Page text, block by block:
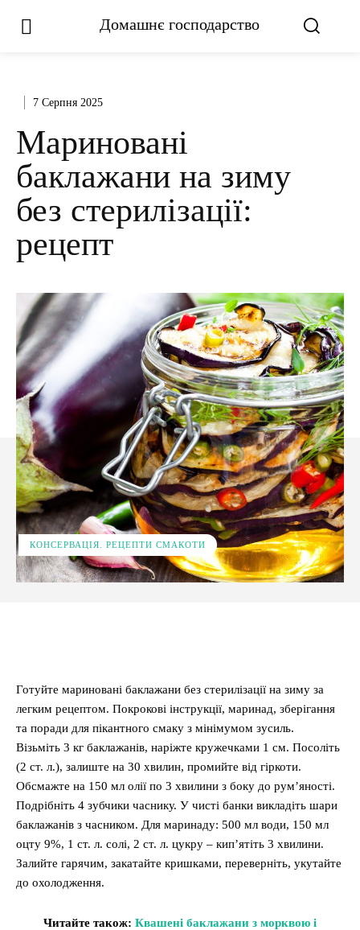
Домашнє господарство
7 Серпня 2025
Мариновані
баклажани на зиму
без стерилізації:
рецепт
КОНСЕРВАЦІЯ. РЕЦЕПТИ СМАКОТИ
Готуйте мариновані баклажани без стерилізації на зиму за
легким рецептом. Покрокові інструкції, маринад, зберігання
та поради для пікантного смаку з мінімумом зусиль.
Візьміть 3 кг баклажанів, наріжте кружечками 1 см. Посоліть
(2 ст. л.), залиште на 30 хвилин, промийте від гіркоти.
Обсмажте на 150 мл олії по 3 хвилини з боку до рум’яності.
Подрібніть 4 зубчики часнику. У чисті банки викладіть шари
баклажанів з часником. Для маринаду: 500 мл води, 150 мл
оцту 9%, 1 ст. л. солі, 2 ст. л. цукру – кип’ятіть 3 хвилини.
Залийте гарячим, закатайте кришками, переверніть, укутайте
до охолодження.
Читайте також: Квашені баклажани з морквою і